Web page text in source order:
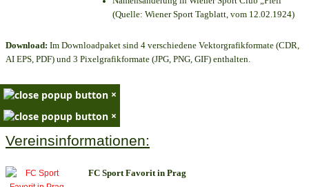
(Quelle: Wiener Sport Tagblatt, vom 12.02.1924)
Download: Im Downloadpaket sind 4 verschiedene Vektorgrafikformate (CDR,
AI EPS, PDF) und 3 Pixelgrafikformate (JPG, PNG, GIF) enthalten.
×
×
Vereinsinformationen:
FC Sport Favorit in Prag